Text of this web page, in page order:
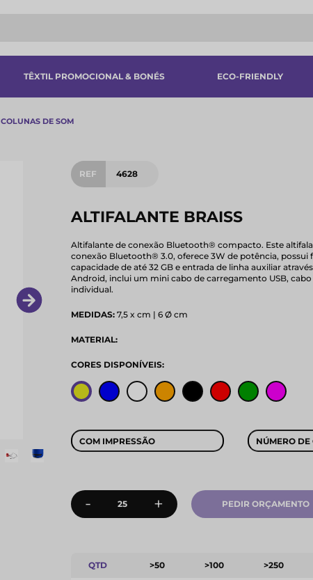
TÊXTIL PROMOCIONAL & BONÉS ECO-FRIENDLY
COLUNAS DE SOM
REF 4628
ALTIFALANTE BRAISS
Altifalante de conexão Bluetooth® compacto. Este
conexão Bluetooth® 3.0, oferece 3W de potência, possui
capacidade de até 32 GB e entrada de linha auxiliar
Android, inclui um mini cabo de carregamento USB,
individual.
MEDIDAS:7,5 x cm | 6 Ø cm
MATERIAL:
CORES DISPONÍVEIS:
COM IMPRESSÃO NÚMERO DE
- + PEDIR ORÇAMENTO
QTD >50 >100 >250